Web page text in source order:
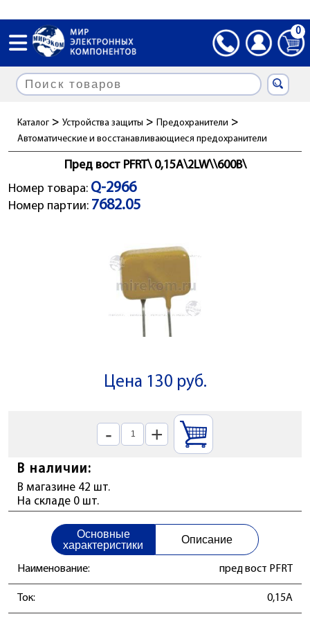
0
Каталог > Устройства защиты > Предохранители >
Автоматические и восстанавливающиеся предохранители
Пред вост PFRT\ 0,15А\2LW\\600В\
Номер товара: Q-2966
Номер партии: 7682.05
Цена 130 руб.
- +
В наличии:
В магазине 42 шт.
На складе 0 шт.
Основные
характеристики
Описание
Наименование: пред вост PFRT
Ток: 0,15А